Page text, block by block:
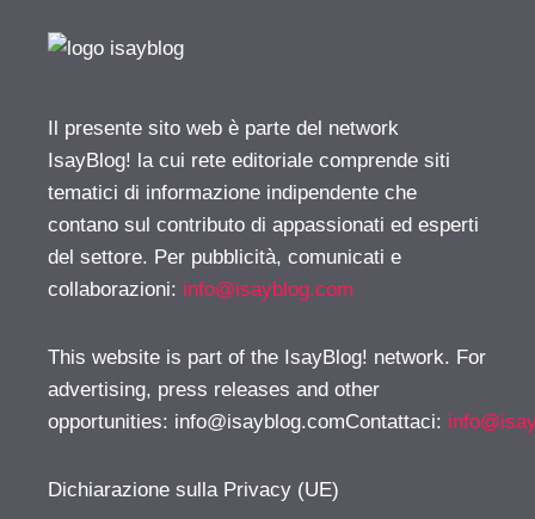
Il presente sito web è parte del network
IsayBlog! la cui rete editoriale comprende siti
tematici di informazione indipendente che
contano sul contributo di appassionati ed esperti
del settore. Per pubblicità, comunicati e
collaborazioni: info@isayblog.com
This website is part of the IsayBlog! network. For
advertising, press releases and other
opportunities: info@isayblog.comContattaci:
Dichiarazione sulla Privacy (UE)